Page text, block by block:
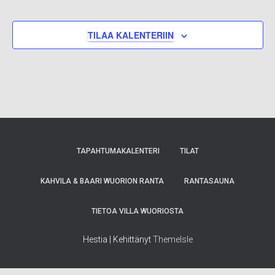
TILAA KALENTERIIN
TAPAHTUMAKALENTERI TILAT
KAHVILA & BAARI WUORION RANTA RANTASAUNA
TIETOA VILLA WUORIOSTA
Hestia | KehittänytThemeIsle